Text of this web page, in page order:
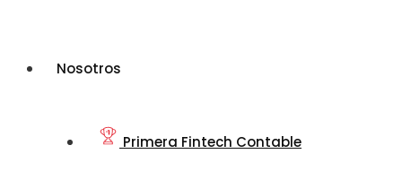
Nosotros
Primera Fintech Contable